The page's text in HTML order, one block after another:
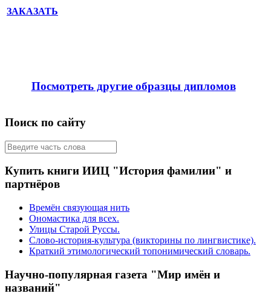
ЗАКАЗАТЬ
Посмотреть другие образцы дипломов
Поиск по сайту
Купить книги ИИЦ "История фамилии" и
партнёров
Времён связующая нить
Ономастика для всех.
Улицы Старой Руссы.
Слово-история-культура (викторины по лингвистике).
Краткий этимологический топонимический словарь.
Научно-популярная газета "Мир имён и
названий"